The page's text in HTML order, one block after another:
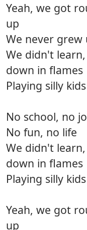
Yeah, we got
up
We never grew
We didn't
down in flames
Playing silly
No school, no
No fun, no life
We didn't
down in flames
Playing silly
Yeah, we got
up